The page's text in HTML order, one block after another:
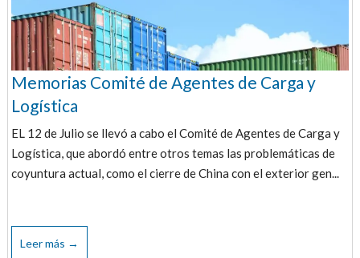
Memorias Comité de Agentes de Carga y
Logística
EL 12 de Julio se llevó a cabo el Comité de Agentes de Carga y
Logística, que abordó entre otros temas las problemáticas de
coyuntura actual, como el cierre de China con el exterior gen...
Leer más →